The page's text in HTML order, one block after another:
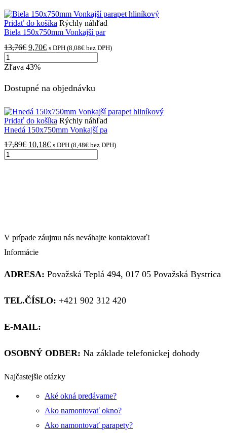
Pridať do košíka Rýchly náhľad
Biela 150x750mm Vonkajší par
13,76€ Pôvodná
bola:
9,70€Aktuálna
je:
s DPH (8,08€ bez DPH)
množstvo
Biela
Vonkajší
parapet
Zľava 43%
Dostupné na objednávku
Pridať do košíka Rýchly náhľad
Hnedá 150x750mm Vonkajší pa
17,89€ Pôvodná
bola:
10,18€Aktuálna
je:
s DPH (8,48€ bez DPH)
množstvo
Hnedá
V prípade záujmu nás neváhajte kontaktovať!
Informácie
ADRESA: Považská Teplá 494, 017 05 Považská Bystrica
TEL.ČÍSLO: +421 902 312 420
E-MAIL:
OSOBNÝ ODBER: Na základe telefonickej dohody
Najčastejšie otázky
Aké okná predávame?
Ako namontovať okno?
Ako namontovať parapety?